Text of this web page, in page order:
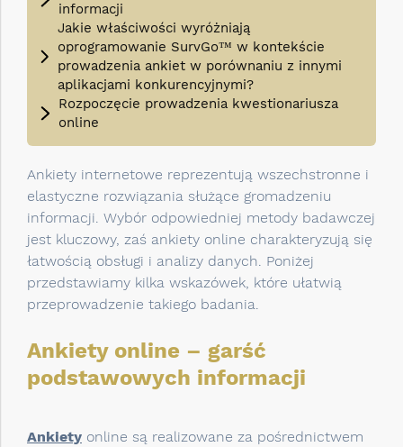
informacji
Jakie właściwości wyróżniają
oprogramowanie SurvGo™ w kontekście
prowadzenia ankiet w porównaniu z innymi
aplikacjami konkurencyjnymi?
Rozpoczęcie prowadzenia kwestionariusza
online
Ankiety internetowe reprezentują wszechstronne i
elastyczne rozwiązania służące gromadzeniu
informacji. Wybór odpowiedniej metody badawczej
jest kluczowy, zaś ankiety online charakteryzują się
łatwością obsługi i analizy danych. Poniżej
przedstawiamy kilka wskazówek, które ułatwią
przeprowadzenie takiego badania.
Ankiety online – garść
podstawowych informacji
Ankiety online są realizowane za pośrednictwem